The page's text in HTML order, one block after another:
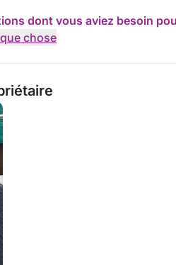
dont vous aviez besoin
chose